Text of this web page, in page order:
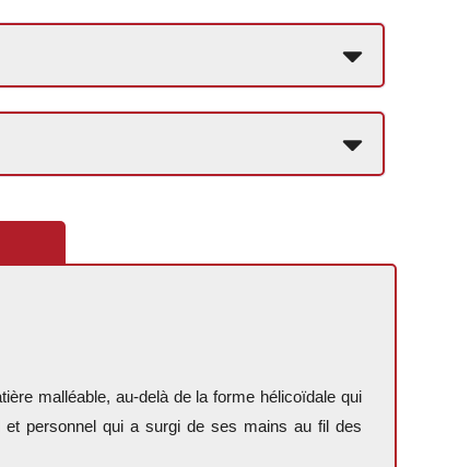
malléable, au-delà de la forme hélicoïdale qui
et personnel qui a surgi de ses mains au fil des